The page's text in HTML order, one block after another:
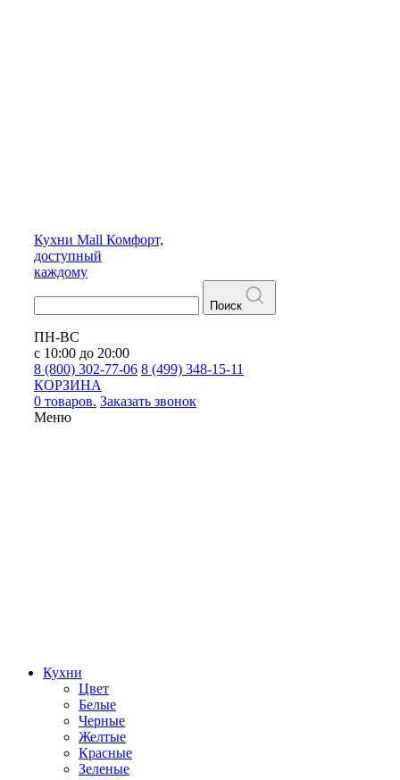
Кухни Mall Комфорт,
доступный
каждому
Поиск
ПН-ВС
с 10:00 до 20:00
8 (800) 302-77-06 8 (499) 348-15-11
КОРЗИНА
0 товаров. Заказать звонок
Меню
Кухни
Цвет
Белые
Черные
Желтые
Красные
Зеленые